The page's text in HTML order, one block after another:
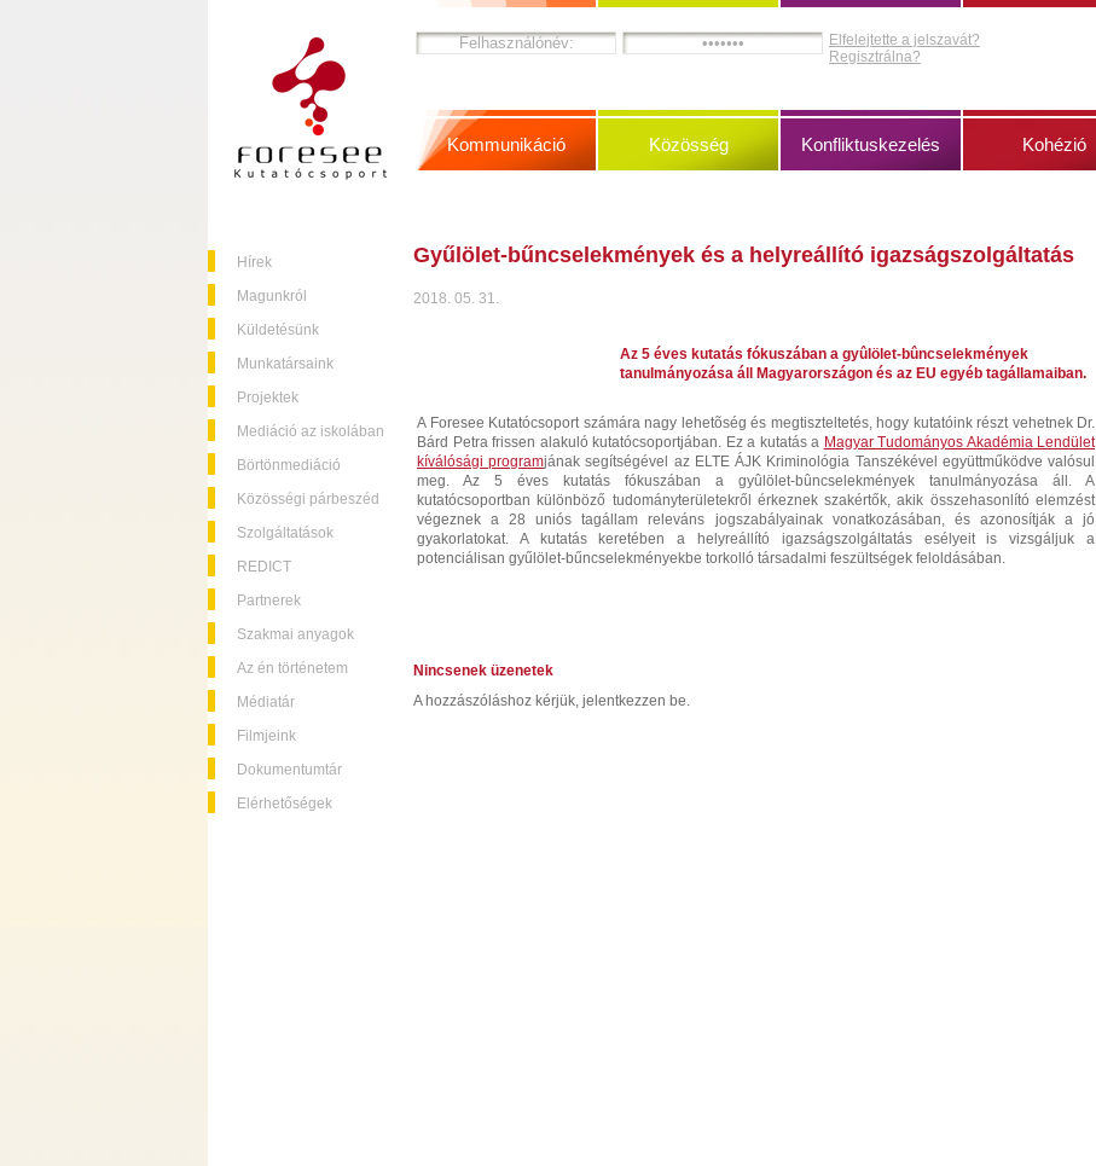
Hírek
Magunkról
Küldetésünk
Munkatársaink
Projektek
Mediáció az iskolában
Börtönmediáció
Közösségi párbeszéd
Szolgáltatások
REDICT
Partnerek
Szakmai anyagok
Az én történetem
Médiatár
Filmjeink
Dokumentumtár
Elérhetőségek
Elfelejtette a jelszavát?
Regisztrálna?
Kommunikáció Közösség Konfliktuskezelés Kohézió
Gyűlölet-bűncselekmények és a helyreállító igazságszolgáltatás
2018. 05. 31.
Az 5 éves kutatás fókuszában a gyûlölet-bûncselekmények
tanulmányozása áll Magyarországon és az EU egyéb tagállamaiban.
A Foresee Kutatócsoport számára nagy lehetõség és megtiszteltetés, hogy kutatóink részt vehetnek Dr.
Bárd Petra frissen alakuló kutatócsoportjában. Ez a kutatás a Magyar Tudományos Akadémia Lendület
kíválósági programjának segítségével az ELTE ÁJK Kriminológia Tanszékével együttműködve valósul
meg. Az 5 éves kutatás fókuszában a gyûlölet-bûncselekmények tanulmányozása áll. A
kutatócsoportban különböző tudományterületekről érkeznek szakértők, akik összehasonlító elemzést
végeznek a 28 uniós tagállam releváns jogszabályainak vonatkozásában, és azonosítják a jó
gyakorlatokat. A kutatás keretében a helyreállító igazságszolgáltatás esélyeit is vizsgáljuk a
potenciálisan gyűlölet-bűncselekményekbe torkolló társadalmi feszültségek feloldásában.
Nincsenek üzenetek
A hozzászóláshoz kérjük, jelentkezzen be.